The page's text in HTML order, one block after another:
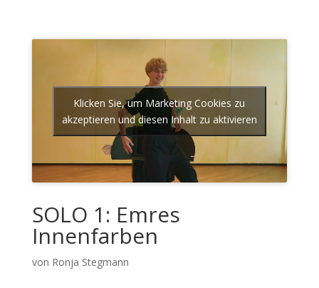
Klicken Sie, um Marketing Cookies zu
akzeptieren und diesen Inhalt zu aktivieren
SOLO 1: Emres
Innenfarben
von Ronja Stegmann